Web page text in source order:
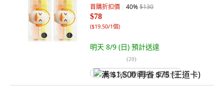
首購折扣價 40%$130
$78
($19.50/1個)
明天 8/9 (日) 預計送達
(20)
满 $1,500 再省 $75 (王道卡)